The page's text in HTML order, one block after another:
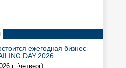
ежегодная бизнес-
DAY 2026
г. (четверг),